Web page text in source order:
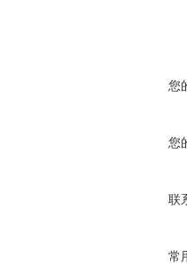
您
您
联
常